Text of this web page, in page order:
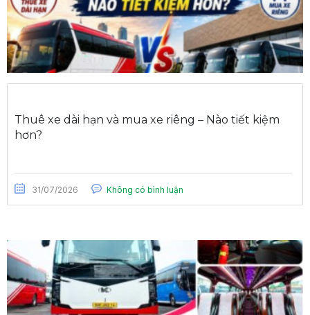
Thuê xe dài hạn và mua xe riêng – Nào tiết kiệm
hơn?
31/07/2026 Không có bình luận